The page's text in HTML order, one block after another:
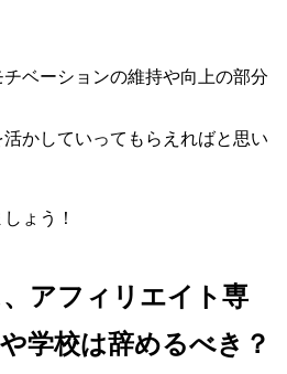
ベーションの維持や向上の部分
かしていってもらえればと思い
ょう！
アフィリエイト専
学校は辞めるべき？